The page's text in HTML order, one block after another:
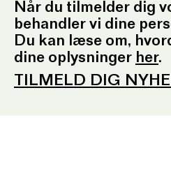
Presserum
Pressemeddelelser
Pressebilleder
Presseansvarlig
Fotobestilling
Når du tilmelder dig
behandler vi dine
Du kan læse om,
dine oplysninger her.
TILMELD DIG